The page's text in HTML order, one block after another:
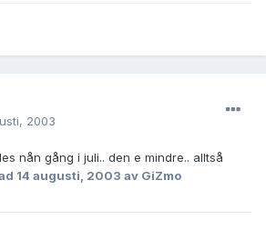
2003
nån gång i juli.. den e mindre.. alltså
14 augusti, 2003 av GiZmo